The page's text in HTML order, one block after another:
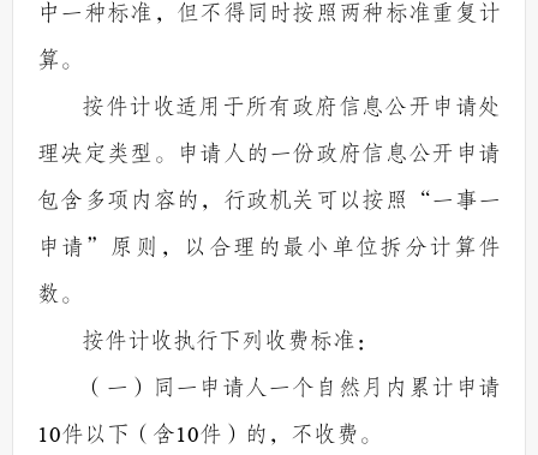
中一种标准，但不得同时按照两种标准重复计
算。
按件计收适用于所有政府信息公开申请处
理决定类型。申请人的一份政府信息公开申请
包含多项内容的，行政机关可以按照
“一事一
申请”
原则，以合理的最小单位拆分计算件
数。
按件计收执行下列收费标准：
（一）同一申请人一个自然月内累计申请
10件以下（含10件）的，不收费。